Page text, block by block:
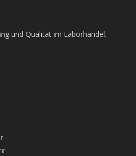
und Qualität im Laborhandel.